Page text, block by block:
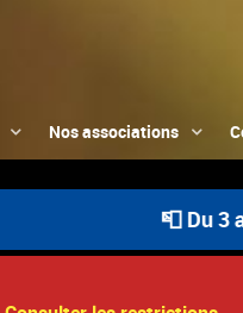
Nos associations
📮 Du 3 au